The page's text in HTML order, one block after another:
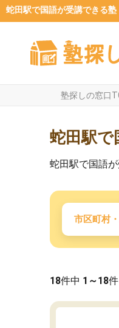
蛇田駅で国語が受講できる塾
塾探しの窓口
蛇田駅で
蛇田駅で国語
市区町村
18件中 1～18